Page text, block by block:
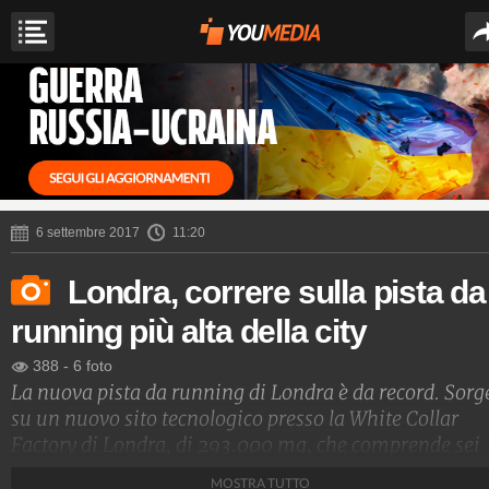
6 settembre 2017 11:20
Londra, correre sulla pista da
running più alta della city
388 - 6 foto
La nuova pista da running di Londra è da record.
su un nuovo sito tecnologico presso la White Collar
Factory di Londra, di 293.000 mq, che comprende sei
MOSTRA TUTTO